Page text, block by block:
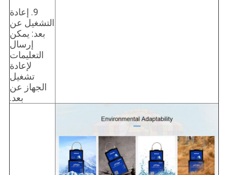
9. إعادة
التشغيل عن
بعد: يمكن
إرسال
التعليمات
لإعادة
تشغيل
الجهاز عن
بعد.